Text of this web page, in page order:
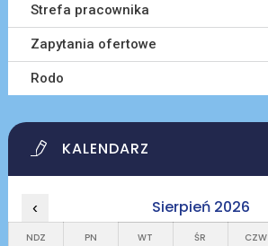
Strefa pracownika
Zapytania ofertowe
Rodo
KALENDARZ
‹ Sierpień 2026
NDZ PN WT ŚR CZW